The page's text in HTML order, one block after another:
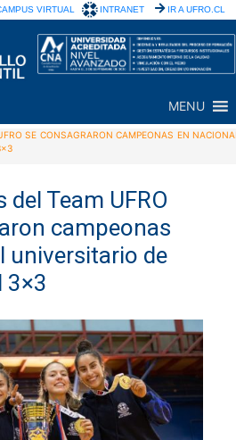
VIRTUAL INTRANET IR A UFRO.CL
MENU
SE CONSAGRARON CAMPEONAS EN
Team UFRO
campeonas
universitario de
3×3